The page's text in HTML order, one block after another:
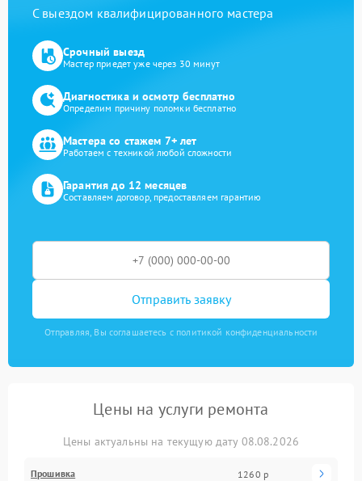
С выездом квалифицированного мастера
Срочный выезд
Мастер приедет уже через 30 минут
Диагностика и осмотр бесплатно
Определим причину поломки бесплатно
Мастера со стажем 7+ лет
Работаем с техникой любой сложности
Гарантия до 12 месяцев
Составляем договор, предоставляем гарантию
Отправить заявку
Отправляя, Вы соглашаетесь с политикой конфиденциальности
Цены на услуги ремонта
Цены актуальны на текущую дату 08.08.2026
Прошивка 1260 р